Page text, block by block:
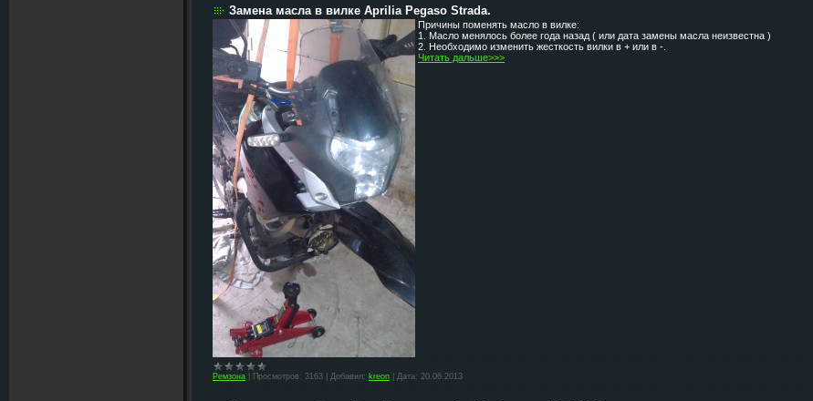
Замена масла в вилке Aprilia Pegaso Strada.
Причины поменять масло в вилке:
1. Масло менялось более года назад ( или дата замены масла неизвестна )
2. Необходимо изменить жесткость вилки в + или в -.
Читать дальше>>>
Ремзона Просмотров: 3163 Добавил: kreon Дата: 20.06.2013